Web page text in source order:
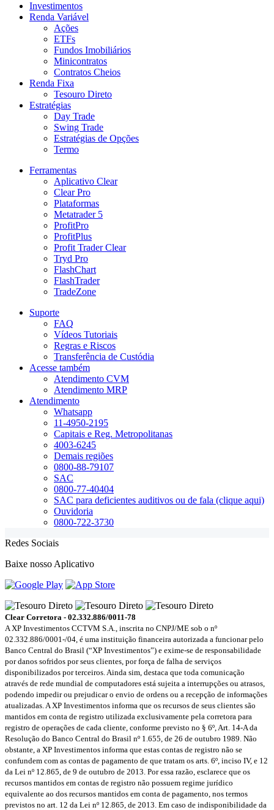
Investimentos
Renda Variável
Ações
ETFs
Fundos Imobiliários
Minicontratos
Contratos Cheios
Renda Fixa
Tesouro Direto
Estratégias
Day Trade
Swing Trade
Estratégias de Opções
Termo
Ferramentas
Aplicativo Clear
Clear Pro
Plataformas
Metatrader 5
ProfitPro
ProfitPlus
Profit Trader Clear
Tryd Pro
FlashChart
FlashTrader
TradeZone
Suporte
FAQ
Vídeos Tutoriais
Regras e Riscos
Transferência de Custódia
Acesse também
Atendimento CVM
Atendimento MRP
Atendimento
Whatsapp
11-4950-2195
Capitais e Reg. Metropolitanas
4003-6245
Demais regiões
0800-88-79107
SAC
0800-77-40404
SAC para deficientes auditivos ou de fala (clique aqui)
Ouvidoria
0800-722-3730
Redes Sociais
Baixe nosso Aplicativo
Clear Corretora - 02.332.886/0011-78
A XP Investimentos CCTVM S.A., inscrita no CNPJ/ME sob o nº
02.332.886/0001-/­04, é uma instituição financeira autorizada a funcionar pelo
Banco Central do Brasil (“XP Investimentos”) e exime-se de responsabilidade
por danos sofridos por seus clientes, por força de falha de serviços
disponibilizados por terceiros. Ainda sim, destaca que toda comunicação
através de rede mundial de computadores está sujeita a interrupções ou atrasos,
podendo impedir ou prejudicar o envio de ordens ou a recepção de informações
atualizadas. A XP Investimentos informa que os recursos de seus clientes são
mantidos em conta de registro utilizada exclusivamente pela corretora para
registro de operações de cada cliente, conforme previsto no § 6º, Art. 14-A da
Resolução do Banco Central do Brasil nº 1.655, de 26 de outubro 1989. Não
obstante, a XP Investimentos informa que estas contas de registro não se
confundem com as contas de pagamento de que tratam os arts. 6º, inciso IV, e 12
da Lei nº 12.865, de 9 de outubro de 2013. Por essa razão, esclarece que os
recursos mantidos em contas de registro não possuem regime jurídico
equivalente ao dos recursos mantidos em conta de pagamento, nos termos
previstos no art. 12 da Lei nº 12.865, de 2013. Em caso de indisponibilidade da